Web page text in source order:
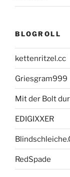
BLOGROLL
kettenritzel.cc
Griesgram999
Mit der Bolt
EDIGIXXER
RedSpade